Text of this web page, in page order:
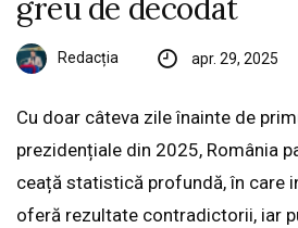
greu de decodat
Redacția apr. 29, 2025
Cu doar câteva zile înainte de
prezidențiale din 2025, România
ceață statistică profundă, în care
oferă rezultate contradictorii, iar